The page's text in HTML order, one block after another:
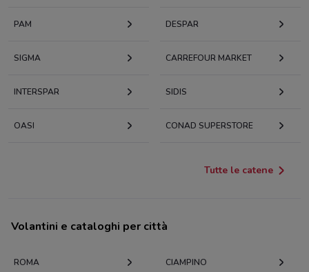
PAM DESPAR
SIGMA CARREFOUR MARKET
INTERSPAR SIDIS
OASI CONAD SUPERSTORE
Tutte le catene
Volantini e cataloghi per città
ROMA CIAMPINO